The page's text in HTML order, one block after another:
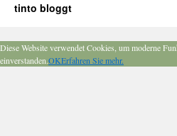
tinto bloggt
Diese Website verwendet Cookies, um moderne
einverstanden.OKErfahren Sie mehr.